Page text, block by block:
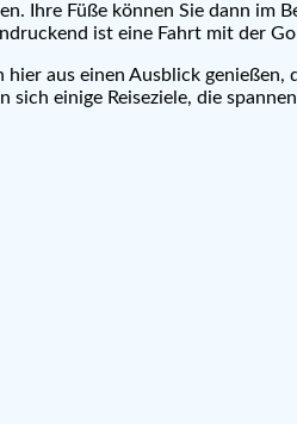
Ihre Füße können Sie dann
ist eine Fahrt mit der
aus einen Ausblick
einige Reiseziele, die